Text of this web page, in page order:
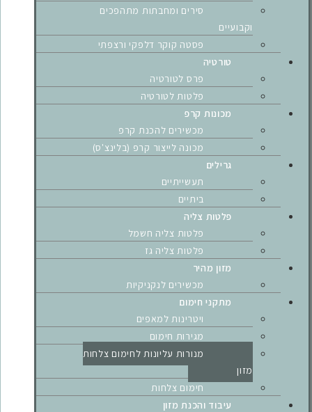
סירים ומחבתות מתהפכים
וקבועיים
פסטה קוקר דלפקי ורצפתי
טורטיה
פרס לטורטיה
פלטות לטורטיה
מכונות קרפ
מכשירים להכנת קרפ
מכונה לייצור קרפ (בלינצ'ס)
גרילים
תעשייתיים
ביתיים
פלטות צליה
פלטות צליה חשמל
פלטות צליה גז
מזון מהיר
מכשירים לנקניקיות
מתקני חימום
ויטרינות למאפים
מגירות חימום
מנורות עליונות לחימום צלחות
מזון
חימום צלחות
עיבוד והכנת מזון